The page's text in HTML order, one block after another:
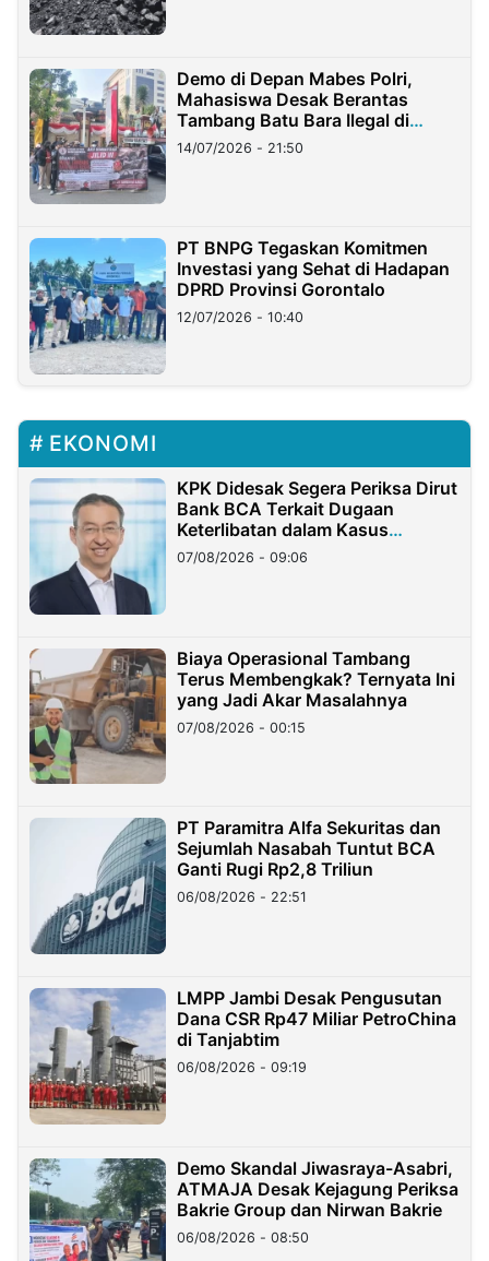
Demo di Depan Mabes Polri,
Mahasiswa Desak Berantas
Tambang Batu Bara Ilegal di
Lampung
14/07/2026 - 21:50
PT BNPG Tegaskan Komitmen
Investasi yang Sehat di Hadapan
DPRD Provinsi Gorontalo
12/07/2026 - 10:40
EKONOMI
KPK Didesak Segera Periksa Dirut
Bank BCA Terkait Dugaan
Keterlibatan dalam Kasus
Hilangnya Dana Nasabah Rp2,58
Miliar
07/08/2026 - 09:06
Biaya Operasional Tambang
Terus Membengkak? Ternyata Ini
yang Jadi Akar Masalahnya
07/08/2026 - 00:15
PT Paramitra Alfa Sekuritas dan
Sejumlah Nasabah Tuntut BCA
Ganti Rugi Rp2,8 Triliun
06/08/2026 - 22:51
LMPP Jambi Desak Pengusutan
Dana CSR Rp47 Miliar PetroChina
di Tanjabtim
06/08/2026 - 09:19
Demo Skandal Jiwasraya-Asabri,
ATMAJA Desak Kejagung Periksa
Bakrie Group dan Nirwan Bakrie
06/08/2026 - 08:50